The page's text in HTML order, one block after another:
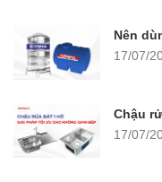
Nên
17/07/
Chậu
17/07/